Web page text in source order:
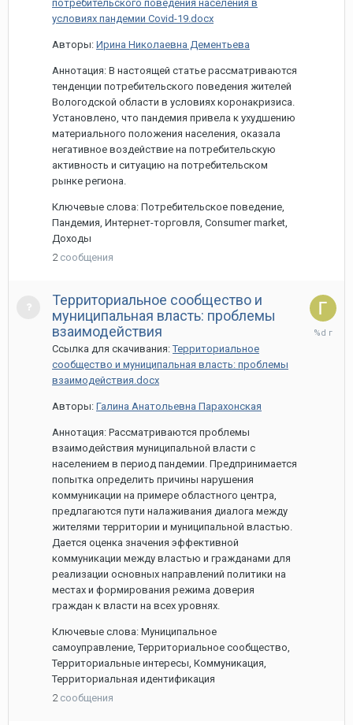
потребительского поведения населения в
условиях пандемии Covid-19.docx
Авторы: Ирина Николаевна Дементьева
Аннотация: В настоящей статье рассматриваются
тенденции потребительского поведения жителей
Вологодской области в условиях коронакризиса.
Установлено, что пандемия привела к ухудшению
материального положения населения, оказала
негативное воздействие на потребительскую
активность и ситуацию на потребительском
рынке региона.
Ключевые слова: Потребительское поведение,
Пандемия, Интернет-торговля, Consumer market,
Доходы
2 сообщения
Территориальное сообщество и
муниципальная власть: проблемы
взаимодействия
Ссылка для скачивания:Территориальное
сообщество и муниципальная власть: проблемы
взаимодействия.docx
Авторы: Галина Анатольевна Парахонская
Аннотация: Рассматриваются проблемы
взаимодействия муниципальной власти с
населением в период пандемии. Предпринимается
попытка определить причины нарушения
коммуникации на примере областного центра,
предлагаются пути налаживания диалога между
жителями территории и муниципальной властью.
Дается оценка значения эффективной
коммуникации между властью и гражданами для
реализации основных направлений политики на
местах и формирования режима доверия
граждан к власти на всех уровнях.
Ключевые слова: Муниципальное
самоуправление, Территориальное сообщество,
Территориальные интересы, Коммуникация,
Территориальная идентификация
2 сообщения
30